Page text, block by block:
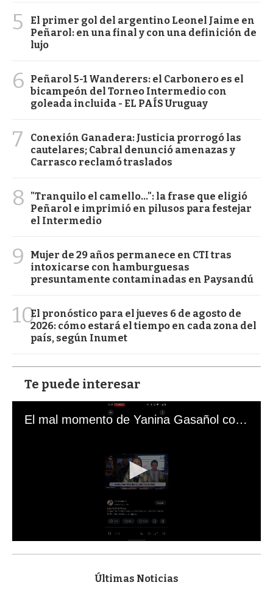
5
El primer gol del argentino Leonel Jaime en
Peñarol: en una final y con una definición de
lujo
6
Peñarol 5-1 Wanderers: el Carbonero es el
bicampeón del Torneo Intermedio con
goleada incluida - EL PAÍS Uruguay
7
Conexión Ganadera: Justicia prorrogó las
cautelares; Cabral denunció amenazas y
Carrasco reclamó traslados
8
"Tranquilo el camello...": la frase que eligió
Peñarol e imprimió en pilusos para festejar
el Intermedio
9
Mujer de 29 años permanece en CTI tras
intoxicarse con hamburguesas
presuntamente contaminadas en Paysandú
10El pronóstico para el jueves 6 de agosto de
2026: cómo estará el tiempo en cada zona del
país, según Inumet
Te puede interesar
El mal momento de Yanina Gasañol con un hincha argentino en "Subrayado"
s
Últimas Noticias